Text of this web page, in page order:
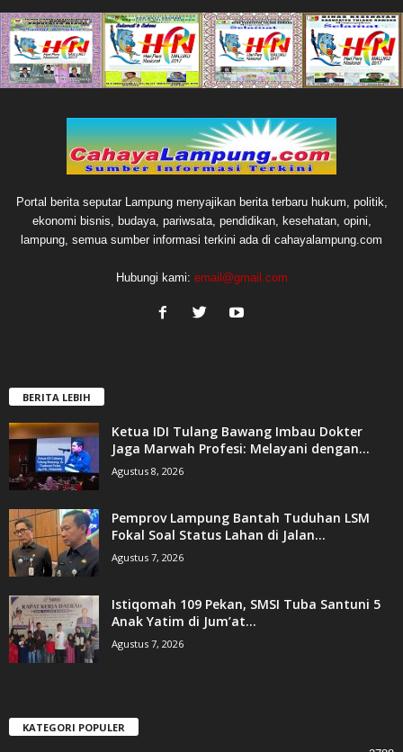
Portal berita seputar Lampung menyajikan berita terbaru hukum, politik,
ekonomi bisnis, budaya, pariwsata, pendidikan, kesehatan, opini,
lampung, semua sumber informasi terkini ada di cahayalampung.com
Hubungi kami: email@gmail.com
BERITA LEBIH
Ketua IDI Tulang Bawang Imbau Dokter
Jaga Marwah Profesi: Melayani dengan...
Agustus 8, 2026
Pemprov Lampung Bantah Tuduhan LSM
Fokal Soal Status Lahan di Jalan...
Agustus 7, 2026
Istiqomah 109 Pekan, SMSI Tuba Santuni 5
Anak Yatim di Jum’at...
Agustus 7, 2026
KATEGORI POPULER